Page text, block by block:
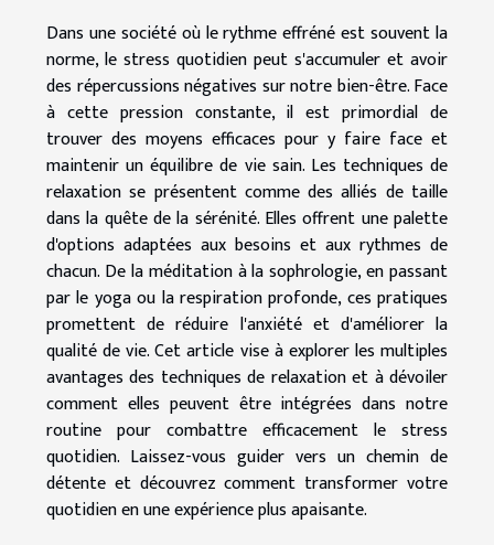
Dans une société où le rythme effréné est souvent la
norme, le stress quotidien peut s'accumuler et avoir
des répercussions négatives sur notre bien-être. Face
à cette pression constante, il est primordial de
trouver des moyens efficaces pour y faire face et
maintenir un équilibre de vie sain. Les techniques de
relaxation se présentent comme des alliés de taille
dans la quête de la sérénité. Elles offrent une palette
d'options adaptées aux besoins et aux rythmes de
chacun. De la méditation à la sophrologie, en passant
par le yoga ou la respiration profonde, ces pratiques
promettent de réduire l'anxiété et d'améliorer la
qualité de vie. Cet article vise à explorer les multiples
avantages des techniques de relaxation et à dévoiler
comment elles peuvent être intégrées dans notre
routine pour combattre efficacement le stress
quotidien. Laissez-vous guider vers un chemin de
détente et découvrez comment transformer votre
quotidien en une expérience plus apaisante.